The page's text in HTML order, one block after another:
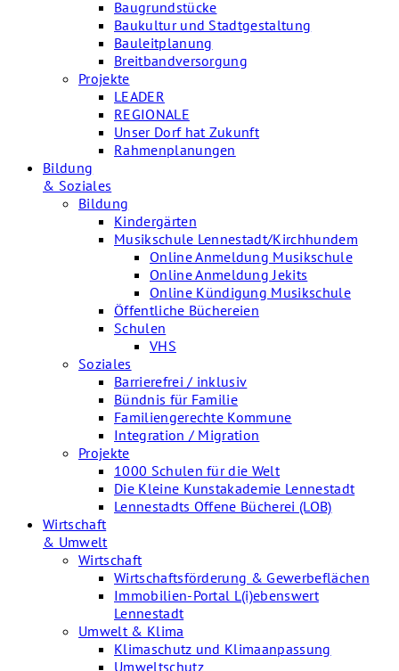
Baugrundstücke
Baukultur und Stadtgestaltung
Bauleitplanung
Breitbandversorgung
Projekte
LEADER
REGIONALE
Unser Dorf hat Zukunft
Rahmenplanungen
Bildung
& Soziales
Bildung
Kindergärten
Musikschule Lennestadt/Kirchhundem
Online Anmeldung Musikschule
Online Anmeldung Jekits
Online Kündigung Musikschule
Öffentliche Büchereien
Schulen
VHS
Soziales
Barrierefrei / inklusiv
Bündnis für Familie
Familiengerechte Kommune
Integration / Migration
Projekte
1000 Schulen für die Welt
Die Kleine Kunstakademie Lennestadt
Lennestadts Offene Bücherei (LOB)
Wirtschaft
& Umwelt
Wirtschaft
Wirtschaftsförderung & Gewerbeflächen
Immobilien-Portal L(i)ebenswert
Lennestadt
Umwelt & Klima
Klimaschutz und Klimaanpassung
Umweltschutz